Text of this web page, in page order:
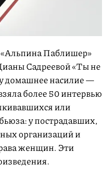
«‎Альпина Паблишер»‎
Садреевой «‎Ты не
домашнее насилие —
более 50 интервью
или
у пострадавших,
организаций и
женщин. Эти